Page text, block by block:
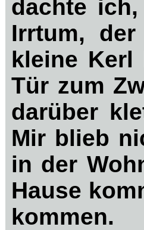
dachte
Irrtum,
kleine Kerl
Tür zum
darüber
Mir blieb
in der
Hause
kommen.